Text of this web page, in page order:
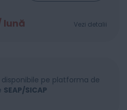
lună Vezi detalii
disponibile pe platforma de
SEAP/SICAP